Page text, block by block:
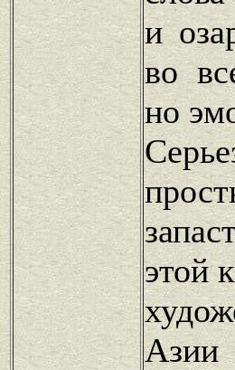
и
во
но
этой
Азии